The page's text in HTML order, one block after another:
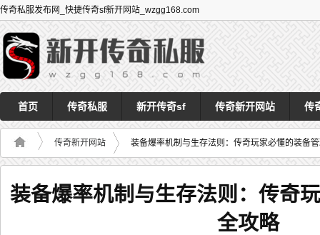
传奇私服发布网_快捷传奇sf新开网站_wzgg168.com
首页 传奇私服 新开传奇sf 传奇新开网站 传
传奇新开网站 装备爆率机制与生存法则：传奇玩家必懂的装备
装备爆率机制与生存法则：传奇
全攻略